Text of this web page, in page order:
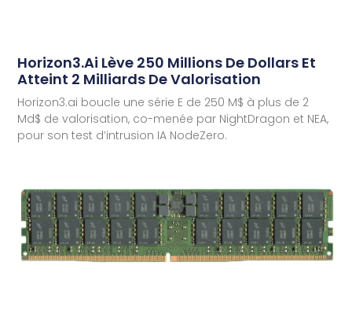
Horizon3.ai Lève 250 Millions De Dollars Et
Atteint 2 Milliards De Valorisation
Horizon3.ai boucle une série E de 250 M$ à plus de 2
Md$ de valorisation, co-menée par NightDragon et NEA,
pour son test d’intrusion IA NodeZero.